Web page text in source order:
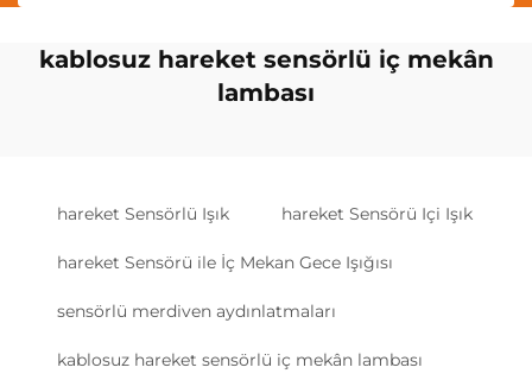
kablosuz hareket sensörlü iç mekân
lambası
hareket Sensörlü Işık hareket Sensörü Içi Işık
hareket Sensörü ile İç Mekan Gece Işığısı
sensörlü merdiven aydınlatmaları
kablosuz hareket sensörlü iç mekân lambası